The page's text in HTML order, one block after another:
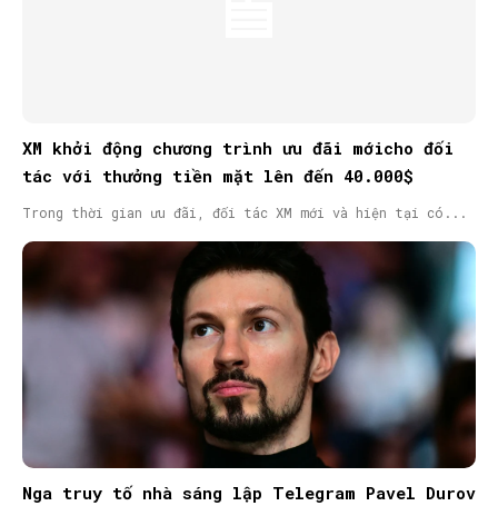
XM khởi động chương trình ưu đãi mớicho đối
tác với thưởng tiền mặt lên đến 40.000$
Trong thời gian ưu đãi, đối tác XM mới và hiện tại có...
Nga truy tố nhà sáng lập Telegram Pavel Durov